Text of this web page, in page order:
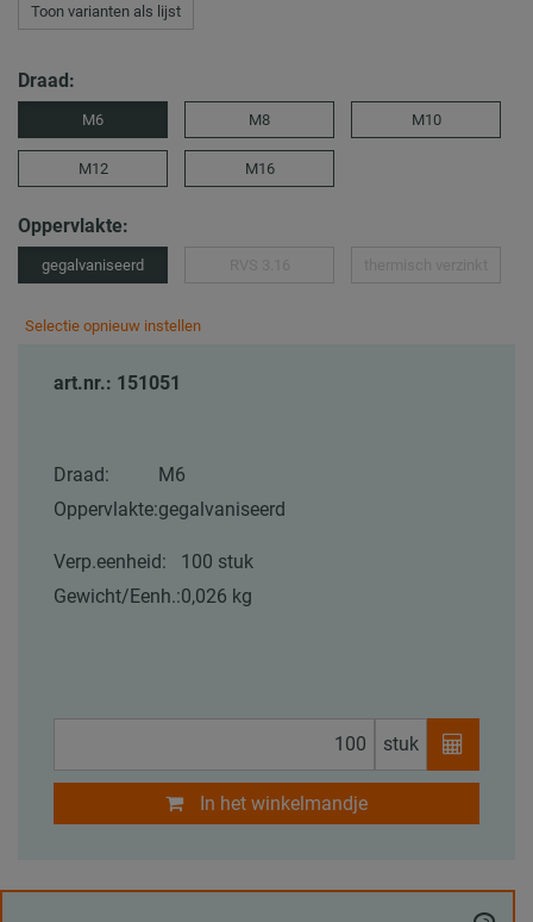
Toon varianten als lijst
Draad:
M6 M8 M10
M12 M16
Oppervlakte:
gegalvaniseerd
Selectie opnieuw instellen
art.nr.: 151051
Draad:
M6
Oppervlakte:gegalvaniseerd
Verp.eenheid:
100 stuk
Gewicht/Eenh.:0,026 kg
stuk
In het winkelmandje